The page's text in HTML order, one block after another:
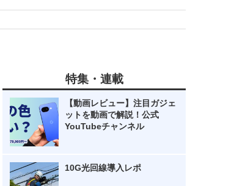
特集・連載
【動画レビュー】注目ガジェ
ットを動画で解説！公式
YouTubeチャンネル
10G光回線導入レポ